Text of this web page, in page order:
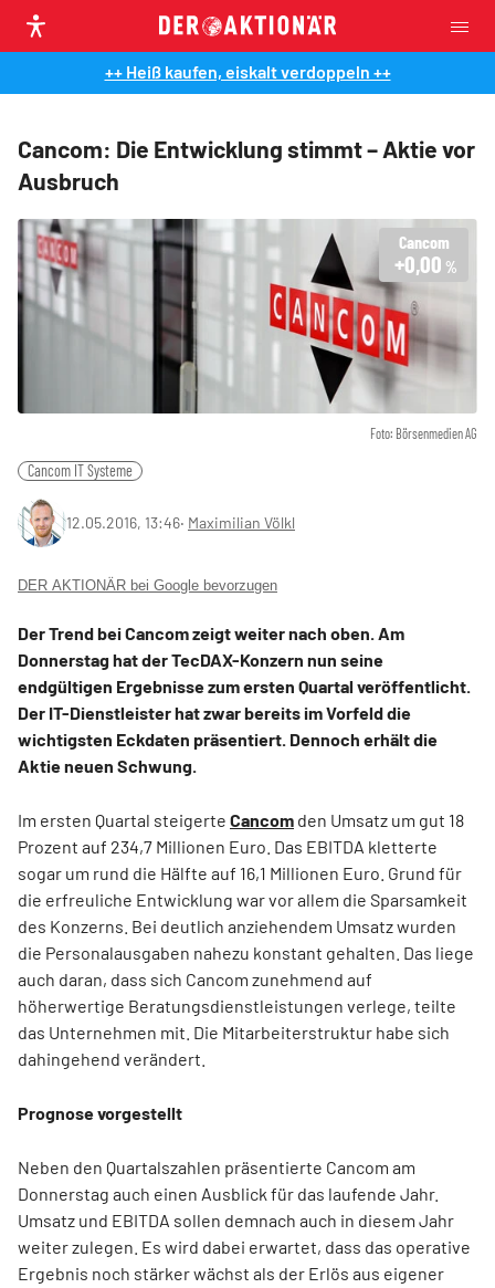
++ Heiß kaufen, eiskalt verdoppeln ++
Cancom: Die Entwicklung stimmt – Aktie vor
Ausbruch
Foto: Börsenmedien AG
Cancom
+0,00 %
Cancom IT Systeme
12.05.2016, 13:46‧ Maximilian Völkl
DER AKTIONÄR bei Google bevorzugen
Der Trend bei Cancom zeigt weiter nach oben. Am
Donnerstag hat der TecDAX-Konzern nun seine
endgültigen Ergebnisse zum ersten Quartal veröffentlicht.
Der IT-Dienstleister hat zwar bereits im Vorfeld die
wichtigsten Eckdaten präsentiert. Dennoch erhält die
Aktie neuen Schwung.
Im ersten Quartal steigerte Cancom den Umsatz um gut 18
Prozent auf 234,7 Millionen Euro. Das EBITDA kletterte
sogar um rund die Hälfte auf 16,1 Millionen Euro. Grund für
die erfreuliche Entwicklung war vor allem die Sparsamkeit
des Konzerns. Bei deutlich anziehendem Umsatz wurden
die Personalausgaben nahezu konstant gehalten. Das liege
auch daran, dass sich Cancom zunehmend auf
höherwertige Beratungsdienstleistungen verlege, teilte
das Unternehmen mit. Die Mitarbeiterstruktur habe sich
dahingehend verändert.
Prognose vorgestellt
Neben den Quartalszahlen präsentierte Cancom am
Donnerstag auch einen Ausblick für das laufende Jahr.
Umsatz und EBITDA sollen demnach auch in diesem Jahr
weiter zulegen. Es wird dabei erwartet, dass das operative
Ergebnis noch stärker wächst als der Erlös aus eigener